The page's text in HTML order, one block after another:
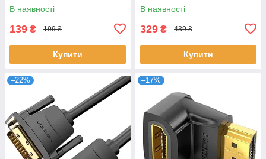
В наявності
139 ₴ 199 ₴
Купити
В наявності
329 ₴ 439 ₴
Купити
–22% –17%